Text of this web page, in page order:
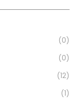
(0)
(0)
(12)
(1)